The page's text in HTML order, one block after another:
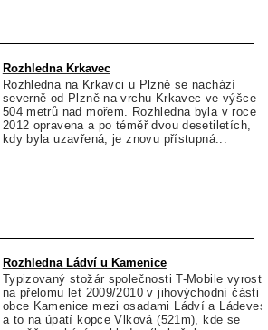
Rozhledna Krkavec
Rozhledna na Krkavci u Plzně se nachází
severně od Plzně na vrchu Krkavec ve výšce
504 metrů nad mořem. Rozhledna byla v roce
2012 opravena a po téměř dvou desetiletích,
kdy byla uzavřená, je znovu přístupná...
Rozhledna Ládví u Kamenice
Typizovaný stožár společnosti T-Mobile vyrostl
na přelomu let 2009/2010 v jihovýchodní části
obce Kamenice mezi osadami Ládví a
a to na úpatí kopce Vlková (521m), kde se